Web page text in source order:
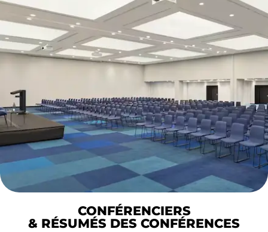
CONFÉRENCIERS
& RÉSUMÉS DES CONFÉRENCES